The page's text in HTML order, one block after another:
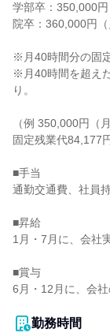
学部卒：350,000円
院卒：360,000円（
※月40時間分の固
※月40時間を超え
り。
（例 350,000円（
固定残業代84,177円
■手当
通勤交通費、社員
■昇給
1月・7月に、会社
■賞与
6月・12月に、会
勤務時間